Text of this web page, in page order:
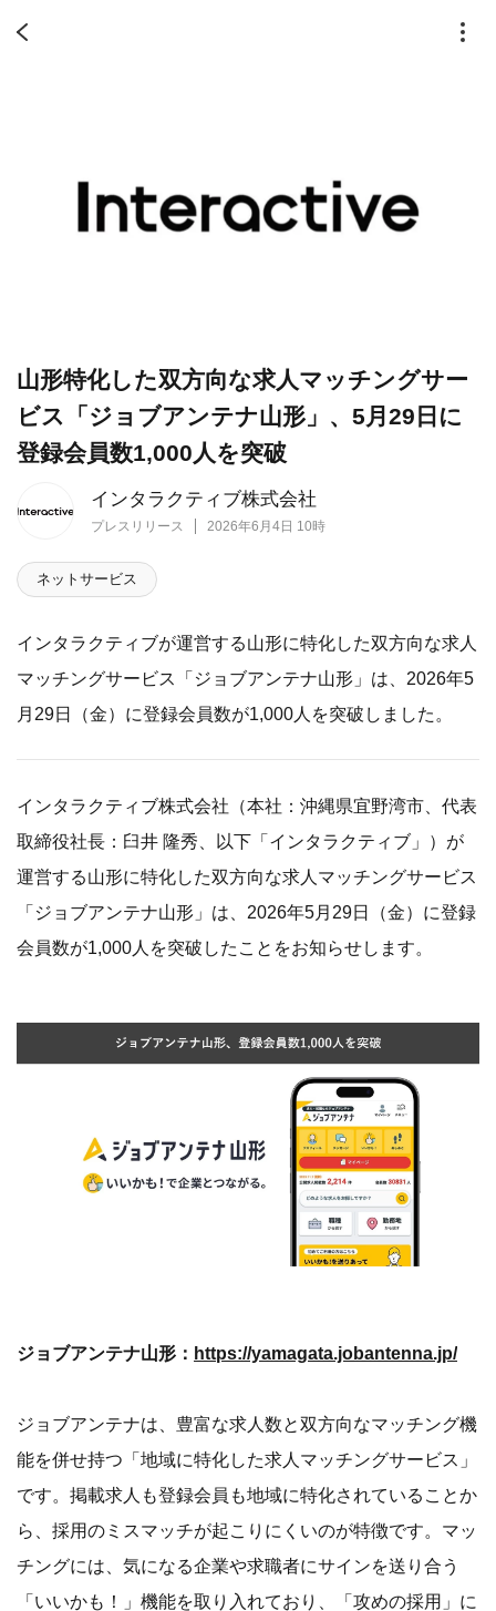
インタラクティブ株式会社
プレスリリース 2026年6月4日 10時
山形特化した双方向な求人マッチングサー
ビス「ジョブアンテナ山形」、5月29日に
登録会員数1,000人を突破
ネットサービス
インタラクティブが運営する山形に特化した双方向な求人
マッチングサービス「ジョブアンテナ山形」は、2026年5
月29日（金）に登録会員数が1,000人を突破しました。
インタラクティブ株式会社（本社：沖縄県宜野湾市、代表
取締役社長：臼井 隆秀、以下「インタラクティブ」）が
運営する山形に特化した双方向な求人マッチングサービス
「ジョブアンテナ山形」は、2026年5月29日（金）に登録
会員数が1,000人を突破したことをお知らせします。
ジョブアンテナ山形： https://yamagata.jobantenna.jp/
ジョブアンテナは、豊富な求人数と双方向なマッチング機
能を併せ持つ「地域に特化した求人マッチングサービス」
です。掲載求人も登録会員も地域に特化されていることか
ら、採用のミスマッチが起こりにくいのが特徴です。マッ
チングには、気になる企業や求職者にサインを送り合う
「いいかも！」機能を取り入れており、「攻めの採用」に